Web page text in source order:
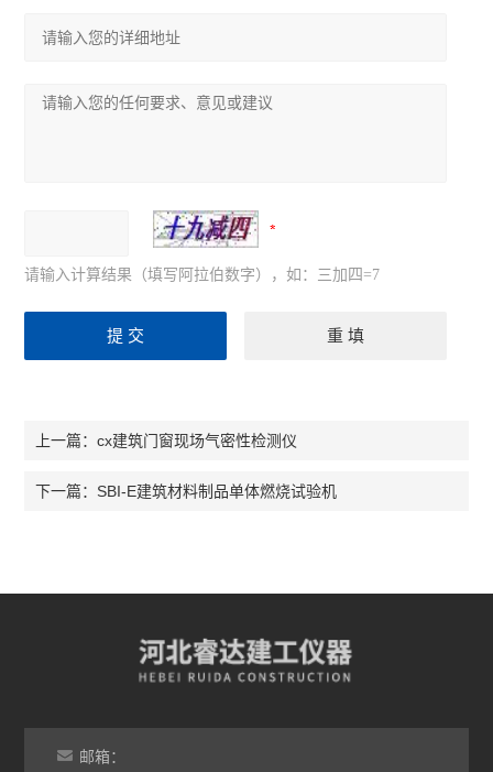
请输入计算结果（填写阿拉伯数字），如：三加四=7
上一篇：cx建筑门窗现场气密性检测仪
下一篇： SBI-E建筑材料制品单体燃烧试验机
邮箱：